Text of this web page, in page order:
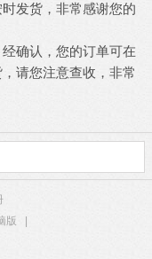
发货，非常感谢您的
确认，您的订单可在
请您注意查收，非常
版